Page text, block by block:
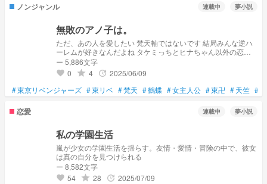
ノンジャンル 連載中 夢小説
無敗のアノ子は。
ただ、あの人を愛したい 梵天軸ではないです 結局みんな逆ハ
ーレムが好きなんだよね タケミっちとヒナちゃん以外の恋愛
フル無視してます
ー 5,886文字
favorite 0 grade 4 update 2025/06/09
#東京リベンジャーズ #東リベ #梵天 #鶴蝶 #女主人公 #東卍 #天竺 #
恋愛 連載中 夢小説
私の学園生活
嵐が少女の学園生活を揺らす。友情・愛情・冒険の中で、彼女
は真の自分を見つけられる
ー 8,582文字
favorite 54 grade 28 update 2025/07/09